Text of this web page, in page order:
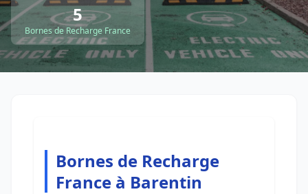
5
Bornes de Recharge France
Bornes de Recharge
France à Barentin